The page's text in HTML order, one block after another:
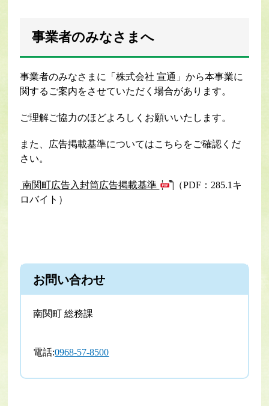
事業者のみなさまへ
事業者のみなさまに「株式会社 宣通」から本事業に
関するご案内をさせていただく場合があります。
ご理解ご協力のほどよろしくお願いいたします。
また、広告掲載基準についてはこちらをご確認くだ
さい。
南関町広告入封筒広告掲載基準
（PDF：285.1キ
ロバイト）
お問い合わせ
南関町 総務課
電話:0968-57-8500